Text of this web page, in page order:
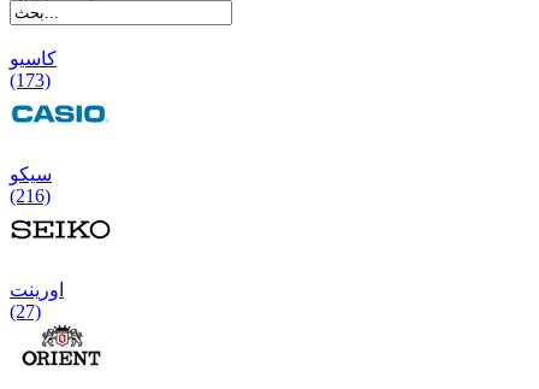
کاسیو
(173)
سیکو
(216)
اورینت
(27)